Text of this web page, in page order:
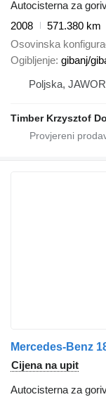
Autocisterna za
2008
571.380 km
Osovinska
Ogibljenje gibanj/
Poljska,
Timber Krzysztof
Mercedes-Benz
Cijena na upit
Autocisterna za